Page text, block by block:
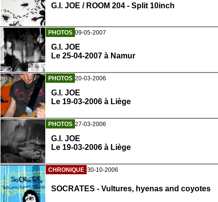
G.I. JOE / ROOM 204 - Split 10inch
PHOTOS 09-05-2007
G.I. JOE
Le 25-04-2007 à Namur
PHOTOS 20-03-2006
G.I. JOE
Le 19-03-2006 à Liège
PHOTOS 27-03-2006
G.I. JOE
Le 19-03-2006 à Liège
CHRONIQUE 30-10-2006
SOCRATES - Vultures, hyenas and coyotes